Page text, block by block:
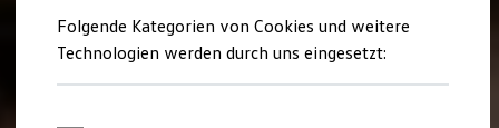
Saisonangebote
Reifenpakete
Leasing
Leasing-Angebote
Folgende Kategorien von Cookies und weitere
Technologien werden durch uns eingesetzt: